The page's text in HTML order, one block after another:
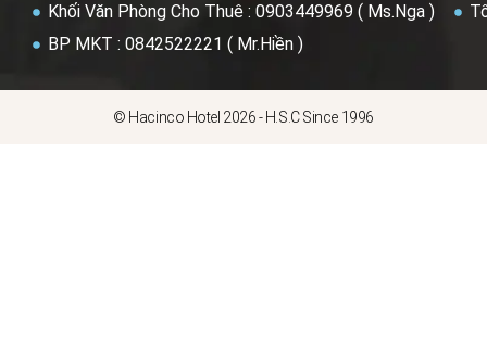
Khối Văn Phòng Cho Thuê : 0903449969 ( Ms.Nga )
BP MKT : 0842522221 ( Mr.Hiền )
© Hacinco Hotel 2026 - H.S.C Since 1996